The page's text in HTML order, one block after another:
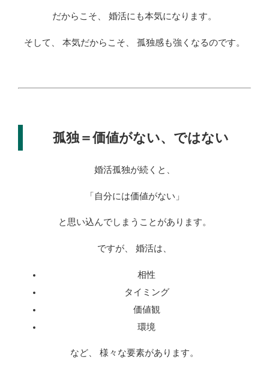
だからこそ、 婚活にも本気になります。
そして、 本気だからこそ、 孤独感も強くなるのです。
孤独＝価値がない、ではない
婚活孤独が続くと、
「自分には価値がない」
と思い込んでしまうことがあります。
ですが、 婚活は、
相性
タイミング
価値観
環境
など、 様々な要素があります。